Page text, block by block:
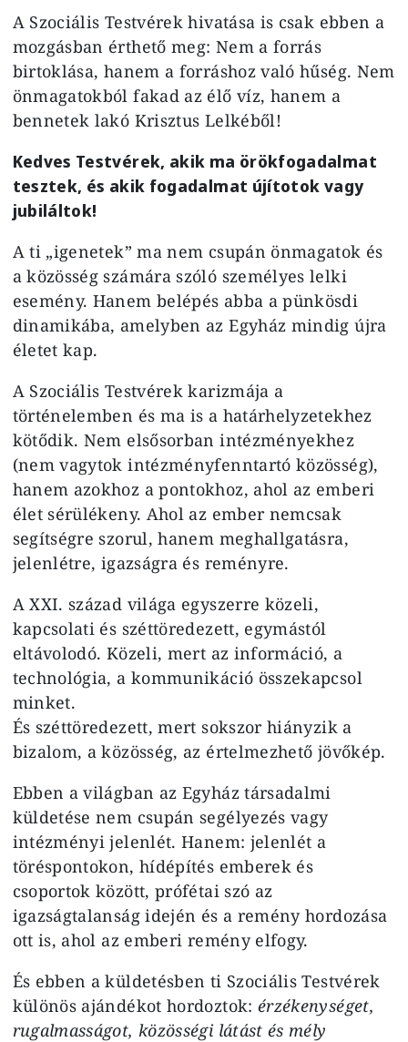
A Szociális Testvérek hivatása is csak ebben a
mozgásban érthető meg: Nem a forrás
birtoklása, hanem a forráshoz való hűség. Nem
önmagatokból fakad az élő víz, hanem a
bennetek lakó Krisztus Lelkéből!
Kedves Testvérek, akik ma örökfogadalmat
tesztek, és akik fogadalmat újítotok vagy
jubiláltok!
A ti „igenetek” ma nem csupán önmagatok és
a közösség számára szóló személyes lelki
esemény. Hanem belépés abba a pünkösdi
dinamikába, amelyben az Egyház mindig újra
életet kap.
A Szociális Testvérek karizmája a
történelemben és ma is a határhelyzetekhez
kötődik. Nem elsősorban intézményekhez
(nem vagytok intézményfenntartó közösség),
hanem azokhoz a pontokhoz, ahol az emberi
élet sérülékeny. Ahol az ember nemcsak
segítségre szorul, hanem meghallgatásra,
jelenlétre, igazságra és reményre.
A XXI. század világa egyszerre közeli,
kapcsolati és széttöredezett, egymástól
eltávolodó. Közeli, mert az információ, a
technológia, a kommunikáció összekapcsol
minket.
És széttöredezett, mert sokszor hiányzik a
bizalom, a közösség, az értelmezhető jövőkép.
Ebben a világban az Egyház társadalmi
küldetése nem csupán segélyezés vagy
intézményi jelenlét. Hanem: jelenlét a
töréspontokon, hídépítés emberek és
csoportok között, prófétai szó az
igazságtalanság idején és a remény hordozása
ott is, ahol az emberi remény elfogy.
És ebben a küldetésben ti Szociális Testvérek
különös ajándékot hordoztok: érzékenységet,
rugalmasságot, közösségi látást és mély